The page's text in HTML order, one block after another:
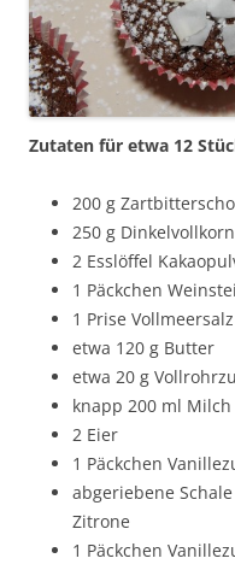
Zutaten für etwa 12
200 g
250 g
2 Esslöffel
1 Päckchen
1 Prise Vollmeersalz
etwa 120 g Butter
etwa 20 g
knapp 200 ml Milch
2 Eier
1 Päckchen
abgeriebene
Zitrone
1 Päckchen